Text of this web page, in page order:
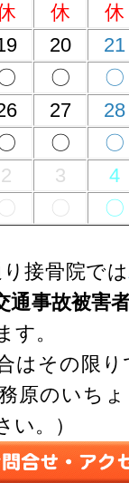
休 休
20 21
〇 〇
27 28
〇 〇
2 3 4
〇 〇
接骨院では
通事故被害
す。
はその限り
原のいち
い。）